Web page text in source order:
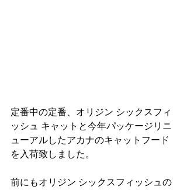
定番中の定番、オリジン シックスフィ
ッシュ キャットと今年パッケージリニ
ューアルしたアカナのキャットフード
を入荷致しました。﻿
前にもオリジン シックスフィッシュの